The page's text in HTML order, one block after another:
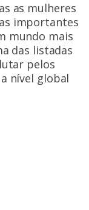
as mulheres
importantes
mundo mais
das listadas
pelos
nível global